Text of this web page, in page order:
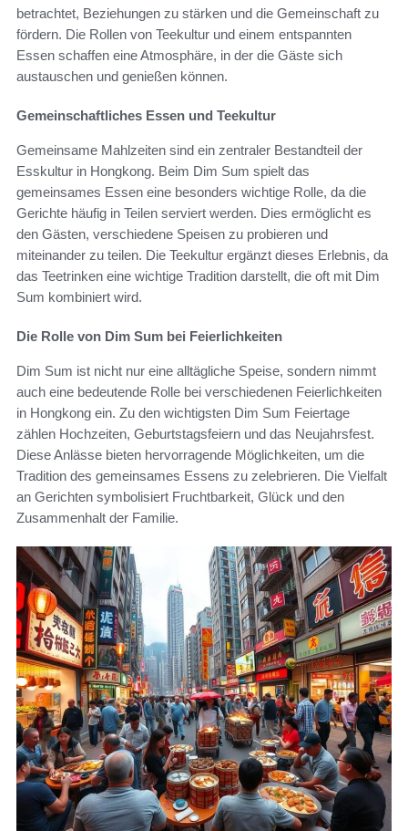
betrachtet, Beziehungen zu stärken und die Gemeinschaft zu
fördern. Die Rollen von Teekultur und einem entspannten
Essen schaffen eine Atmosphäre, in der die Gäste sich
austauschen und genießen können.
Gemeinschaftliches Essen und Teekultur
Gemeinsame Mahlzeiten sind ein zentraler Bestandteil der
Esskultur in Hongkong. Beim Dim Sum spielt das
gemeinsames Essen eine besonders wichtige Rolle, da die
Gerichte häufig in Teilen serviert werden. Dies ermöglicht es
den Gästen, verschiedene Speisen zu probieren und
miteinander zu teilen. Die Teekultur ergänzt dieses Erlebnis, da
das Teetrinken eine wichtige Tradition darstellt, die oft mit Dim
Sum kombiniert wird.
Die Rolle von Dim Sum bei Feierlichkeiten
Dim Sum ist nicht nur eine alltägliche Speise, sondern nimmt
auch eine bedeutende Rolle bei verschiedenen Feierlichkeiten
in Hongkong ein. Zu den wichtigsten Dim Sum Feiertage
zählen Hochzeiten, Geburtstagsfeiern und das Neujahrsfest.
Diese Anlässe bieten hervorragende Möglichkeiten, um die
Tradition des gemeinsames Essens zu zelebrieren. Die Vielfalt
an Gerichten symbolisiert Fruchtbarkeit, Glück und den
Zusammenhalt der Familie.